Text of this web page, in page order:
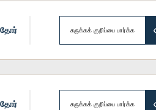
சுருக்கக் குறிப்பை பார்க்க
சுருக்கக் குறிப்பை பார்க்க